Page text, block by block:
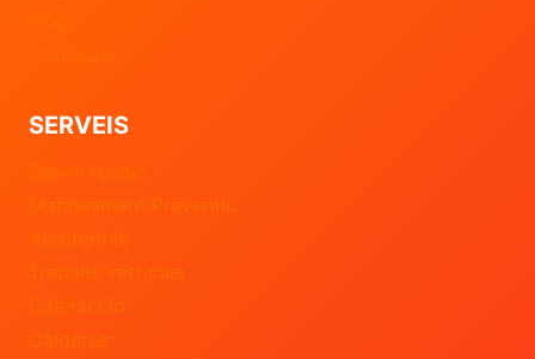
SERVEIS
Manteniment Preventiu
Treballs Verticals
Calderes